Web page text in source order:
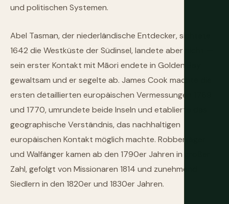
und politischen Systemen.
Abel Tasman, der niederländische Entdecker, sichtete
1642 die Westküste der Südinsel, landete aber nicht —
sein erster Kontakt mit Māori endete in Golden Bay
gewaltsam und er segelte ab. James Cook machte die
ersten detaillierten europäischen Vermessungen 1769
und 1770, umrundete beide Inseln und etablierte das
geographische Verständnis, das nachhaltigen
europäischen Kontakt möglich machte. Robbenjäger
und Walfänger kamen ab den 1790er Jahren in großer
Zahl, gefolgt von Missionaren 1814 und zunehmend
Siedlern in den 1820er und 1830er Jahren.